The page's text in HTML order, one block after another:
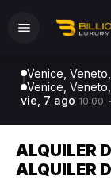
Venice,
Venice,
vie, 7 ago 10:00
ALQUILER
ALQUILER